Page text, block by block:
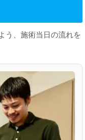
う、施術当日の流れを